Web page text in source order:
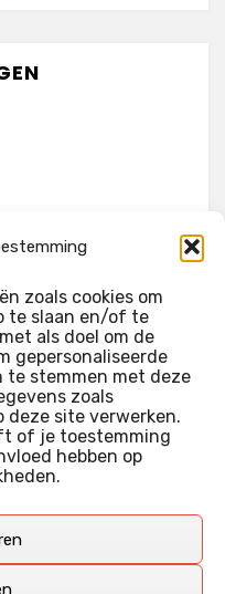
zoals cookies om
te slaan en/of te
als doel om de
gepersonaliseerde
te stemmen met deze
zoals
deze site verwerken.
of je toestemming
hebben op
omdat ik zoveel
wist welke ik nu wel of
heb als hobby nog
en heb als coproducent
vrij pretentieloze
over de kunde én de